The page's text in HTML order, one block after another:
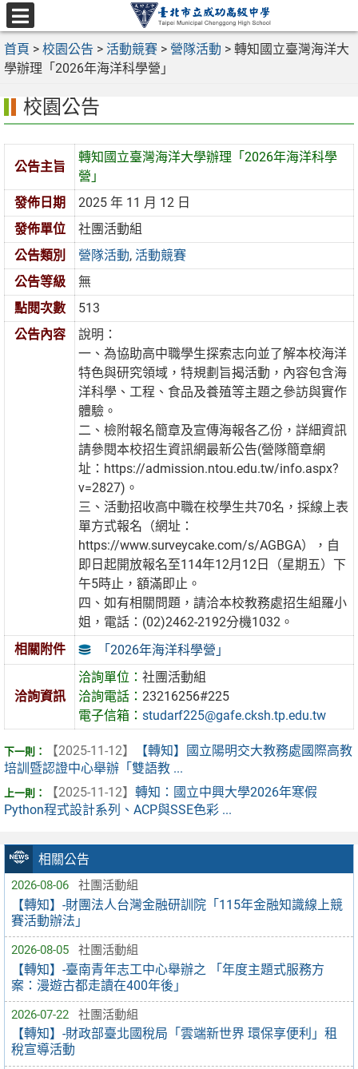
跳
至
主
要
區
選
單
首頁 > 校園公告 > 活動競賽 > 營隊活動 > 轉知國立臺灣海洋大
學辦理「2026年海洋科學營」
相關公告
2026-08-06 社團活動組
【轉知】-財團法人台灣金融研訓院「115年金融知識線上競
賽活動辦法」
2026-08-05 社團活動組
【轉知】-臺南青年志工中心舉辦之 「年度主題式服務方
案：漫遊古都走讀在400年後」
2026-07-22 社團活動組
【轉知】-財政部臺北國稅局「雲端新世界 環保享便利」租
稅宣導活動
校園公告
公告主旨
轉知國立臺灣海洋大學辦理「2026年海洋科學
營」
發佈日期
2025 年 11 月 12 日
發佈單位
社團活動組
公告類別
營隊活動,活動競賽
公告等級
無
點閱次數
513
公告內容
說明：
一、為協助高中職學生探索志向並了解本校海洋
特色與研究領域，特規劃旨揭活動，內容包含海
洋科學、工程、食品及養殖等主題之參訪與實作
體驗。
二、檢附報名簡章及宣傳海報各乙份，詳細資訊
請參閱本校招生資訊網最新公告(營隊簡章網
址：https://admission.ntou.edu.tw/info.aspx?
v=2827)。
三、活動招收高中職在校學生共70名，採線上表
單方式報名（網址：
https://www.surveycake.com/s/AGBGA），自
即日起開放報名至114年12月12日（星期五）下
午5時止，額滿即止。
四、如有相關問題，請洽本校教務處招生組羅小
姐，電話：(02)2462-2192分機1032。
相關附件
「2026年海洋科學營」
洽詢資訊
洽詢單位：社團活動組
洽詢電話：23216256#225
電子信箱：studarf225@gafe.cksh.tp.edu.tw
【2025-11-12】
【轉知】國立陽明交大教務處國際高教
培訓暨認證中心舉辦「雙語教 ...
【2025-11-12】 轉知：國立中興大學2026年寒假
Python程式設計系列、ACP與SSE色彩 ...